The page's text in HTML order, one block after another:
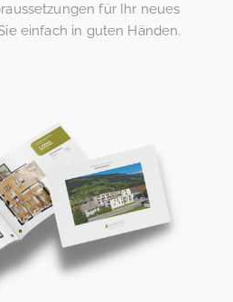
für Ihr neues
einfach in guten Händen.